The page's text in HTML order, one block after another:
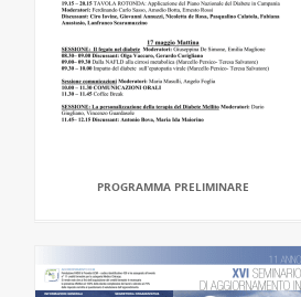
PROGRAMMA PRELIMINARE